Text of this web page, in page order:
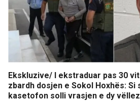
Ekskluzive/ I ekstraduar pas 30
zbardh dosjen e Sokol Hoxhës: Si
kasetofon solli vrasjen e dy